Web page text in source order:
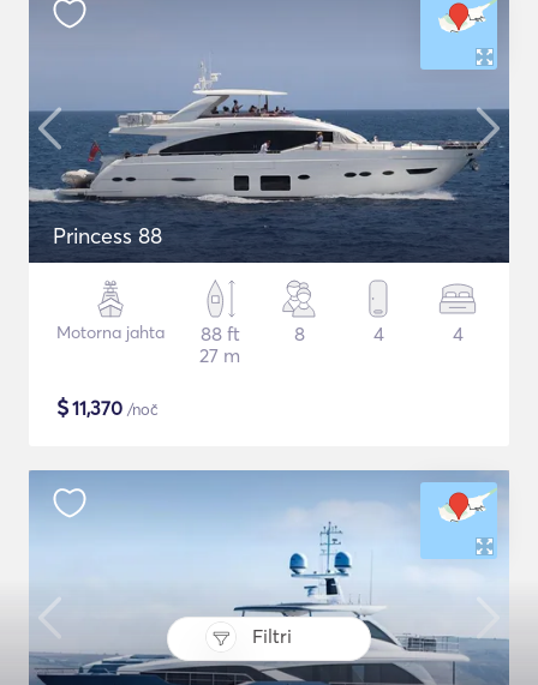
Filtri
Princess 88
Motorna jahta
88 ft
27 m
8 4 4
$11,370 /noč